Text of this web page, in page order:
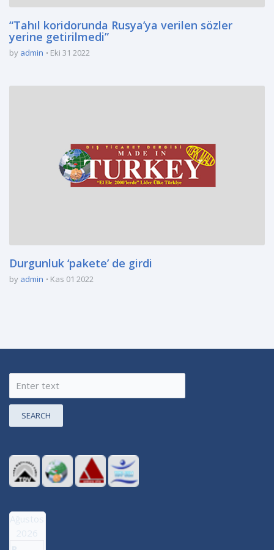
“Tahıl koridorunda Rusya’ya verilen sözler
yerine getirilmedi”
by admin Eki 31 2022
Durgunluk ‘pakete’ de girdi
by admin Kas 01 2022
SEARCH
Ağustos
2026